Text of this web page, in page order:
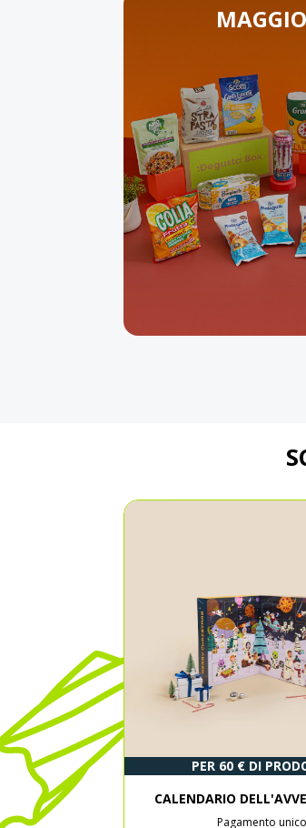
MAGGIO
PER 60 € DI
CALENDARIO
Pagamento unico